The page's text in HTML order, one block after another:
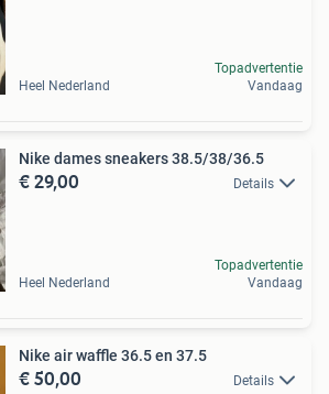
Heel Nederland
Topadvertentie
Vandaag
Nike dames sneakers 38.5/38/36.5
€ 29,00 Details
Heel Nederland
Topadvertentie
Vandaag
Nike air waffle 36.5 en 37.5
€ 50,00 Details